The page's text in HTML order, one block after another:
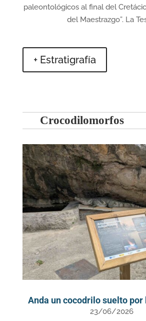
paleontológicos al final del
del Maestrazgo”. La
+ Estratigrafía
Crocodilomorfos
Anda un cocodrilo suelto por
23/06/2026